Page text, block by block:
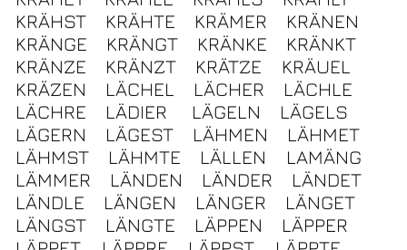
KRÄHST
KRÄHTE KRÄMER
KRÄNEN
KRÄNGE
KRÄNGT KRÄNKE
KRÄNKT
KRÄNZE
KRÄNZT KRÄTZE
KRÄUEL
KRÄZEN
LÄCHEL LÄCHER
LÄCHLE
LÄCHRE
LÄDIER LÄGELN
LÄGELS
LÄGERN
LÄGEST LÄHMEN
LÄHMET
LÄHMST
LÄHMTE LÄLLEN
LAMÄNG
LÄMMER
LÄNDEN LÄNDER
LÄNDET
LÄNDLE
LÄNGEN LÄNGER
LÄNGET
LÄNGST
LÄNGTE LÄPPEN
LÄPPER